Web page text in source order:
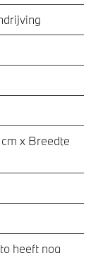
x Breedte
heeft nog